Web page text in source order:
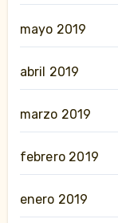
mayo 2019
abril 2019
marzo 2019
febrero 2019
enero 2019